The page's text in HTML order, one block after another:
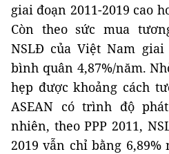
giai đoạn 2011-2019 cao
Còn theo sức mua
NSLĐ của Việt Nam giai
bình quân 4,87%/năm.
hẹp được khoảng cách
ASEAN có trình độ
nhiên, theo PPP 2011,
2019 vẫn chỉ bằng